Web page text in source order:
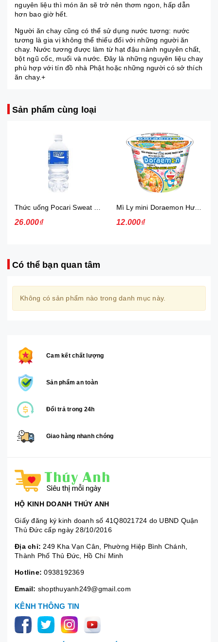
nguyên liệu thì món ăn sẽ trở nên thơm ngon, hấp dẫn
hơn bao giờ hết.
Người ăn chay cũng có thể sử dụng nước tương: nước
tương là gia vị không thể thiếu đối với những người ăn
chay. Nước tương được làm từ hạt đậu nành nguyên chất,
bột ngũ cốc, muối và nước. Đây là những nguyên liệu chay
phù hợp với tín đồ nhà Phật hoặc những người có sở thích
ăn chay.+
Sản phẩm cùng loại
26.000₫ 12.000₫
Có thể bạn quan tâm
Không có sản phẩm nào trong danh mục này.
Cam kết chất lượng
Sản phẩm an toàn
Đổi trả trong 24h
Giao hàng nhanh chóng
HỘ KINH DOANH THÚY ANH
Giấy đăng ký kinh doanh số 41Q8021724 do UBND Quận
Thủ Đức cấp ngày 28/10/2016
Địa chỉ: 249 Kha Vạn Cân, Phường Hiệp Bình Chánh,
Thành Phố Thủ Đức, Hồ Chí Minh
Hotline: 0938192369
Email: shopthuyanh249@gmail.com
KÊNH THÔNG TIN